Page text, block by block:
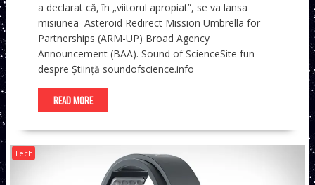
a declarat că, în „viitorul apropiat”, se va lansa
misiunea Asteroid Redirect Mission Umbrella for
Partnerships (ARM-UP) Broad Agency
Announcement (BAA). Sound of ScienceSite fun
despre Știință soundofscience.info
READ MORE
Tech